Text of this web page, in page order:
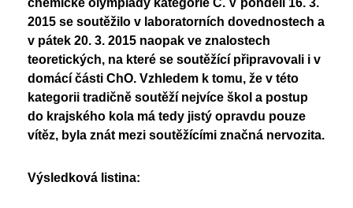
Studentský parlament
PoŠkole
GeoKecy
Křenoviny
Křenka Hub
Nadační fond
Školská rada
Vzory žádostí
Dokumenty školy
Historie školy
chemické olympiády kategorie C. V pondělí 16. 3.
2015 se soutěžilo v laboratorních dovednostech a
v pátek 20. 3. 2015 naopak ve znalostech
teoretických, na které se soutěžící připravovali i v
domácí části ChO. Vzhledem k tomu, že v této
kategorii tradičně soutěží nejvíce škol a postup
do krajského kola má tedy jistý opravdu pouze
vítěz, byla znát mezi soutěžícími značná nervozita.
Výsledková listina: